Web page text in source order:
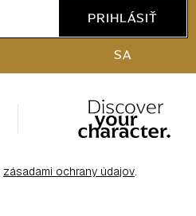
PRIHLÁSIŤ
SA
zásadami ochrany údajov.